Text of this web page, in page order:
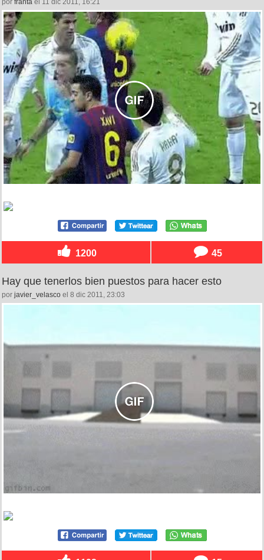
por franta el 11 dic 2011, 16:21
1200 45
Hay que tenerlos bien puestos para hacer esto
por javier_velasco el 8 dic 2011, 23:03